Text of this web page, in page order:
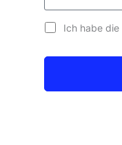
Ich habe die